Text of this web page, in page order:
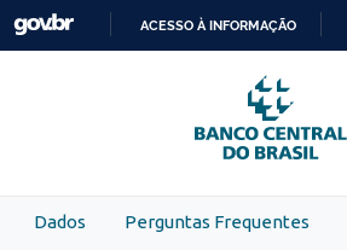
Skip to main content
PARA
O
CONTEÚDO
ACESSO À INFORMAÇÃO
Dados Perguntas Frequentes